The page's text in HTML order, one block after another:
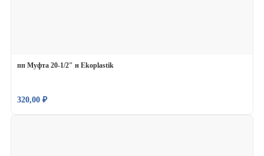
пп Муфта 20-1/2″ н Ekoplastik
320,00 ₽